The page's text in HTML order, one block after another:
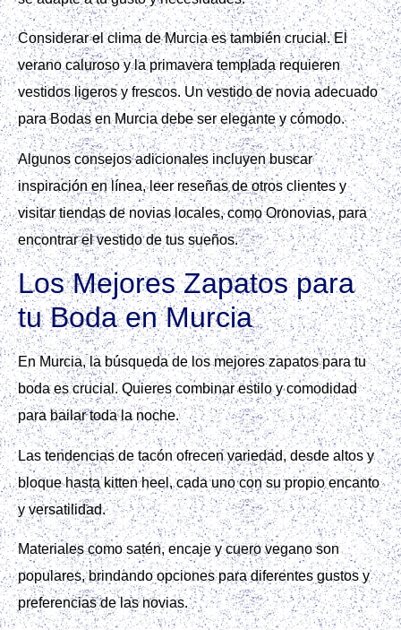
Considerar el clima de Murcia es también crucial. El
verano caluroso y la primavera templada requieren
vestidos ligeros y frescos. Un vestido de novia adecuado
para Bodas en Murcia debe ser elegante y cómodo.
Algunos consejos adicionales incluyen buscar
inspiración en línea, leer reseñas de otros clientes y
visitar tiendas de novias locales, como Oronovias, para
encontrar el vestido de tus sueños.
Los Mejores Zapatos para
tu Boda en Murcia
En Murcia, la búsqueda de los mejores zapatos para tu
boda es crucial. Quieres combinar estilo y comodidad
para bailar toda la noche.
Las tendencias de tacón ofrecen variedad, desde altos y
bloque hasta kitten heel, cada uno con su propio encanto
y versatilidad.
Materiales como satén, encaje y cuero vegano son
populares, brindando opciones para diferentes gustos y
preferencias de las novias.